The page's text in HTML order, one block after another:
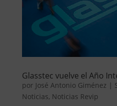
Glasstec vuelve el Año
por José Antonio Giménez |
Noticias, Noticias Revip